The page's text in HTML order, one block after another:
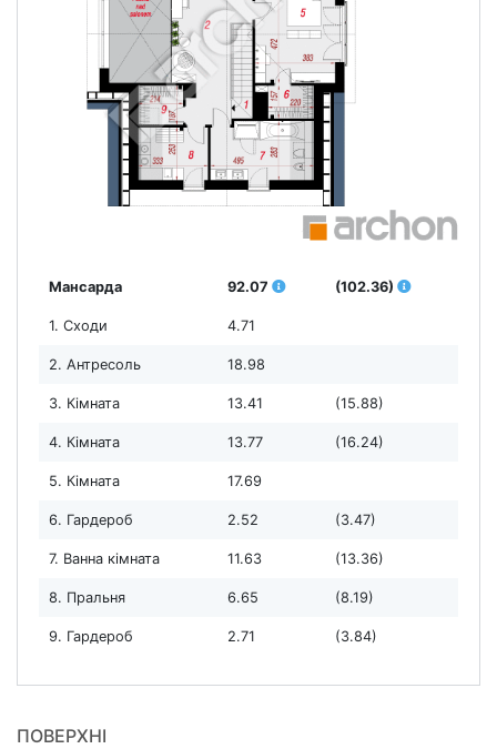
Мансарда 92.07 (102.36)
1. Сходи 4.71
2. Антресоль 18.98
3. Кімната 13.41 (15.88)
4. Кімната 13.77 (16.24)
5. Кімната 17.69
6. Гардероб 2.52 (3.47)
7. Ванна кімната 11.63 (13.36)
8. Пральня 6.65 (8.19)
9. Гардероб 2.71 (3.84)
ПОВЕРХНІ